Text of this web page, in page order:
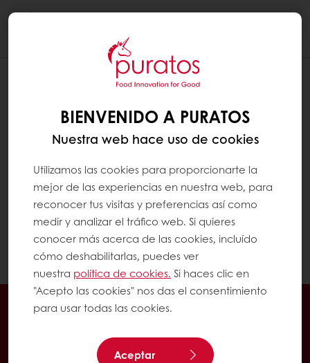
OLVIDÉ LA CONTRASEÑA DE MI
CUENTA.
Para cambiar tu contraseña, haz clic en el
derecha “tienda en línea”. Luego, haz clic en
"iniciar sesión" y elija "¿olvidó su
contraseña?". Recibirás un correo
electrónico con un código de seguridad que
le permitirá establecer una nueva
contraseña.
BIENVENIDO A PURATOS
Nuestra web hace uso de cookies
Utilizamos las cookies para proporcionarte la
mejor de las experiencias en nuestra web, para
reconocer tus visitas y preferencias así como
medir y analizar el tráfico web. Si quieres
conocer más acerca de las cookies, incluído
cómo deshabilitarlas, puedes ver
nuestra política de cookies. Si haces clic en
"Acepto las cookies" nos das el consentimiento
para usar todas las cookies.
Aceptar
En línea 24/7
Pago en línea (clientes nuevos)
Seguimiento de facturas
Histórico de pedidos